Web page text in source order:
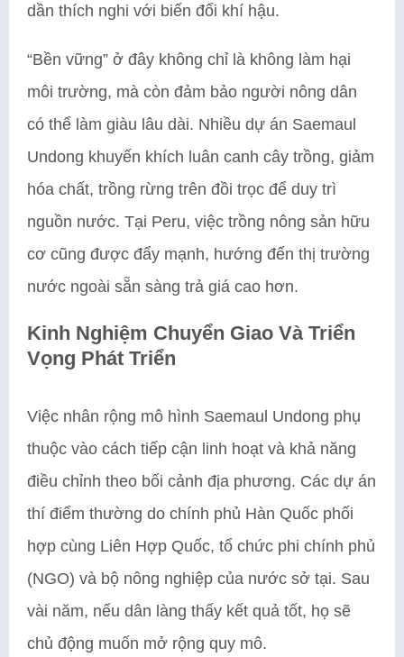
dần thích nghi với biến đổi khí hậu.
“Bền vững” ở đây không chỉ là không làm hại
môi trường, mà còn đảm bảo người nông dân
có thể làm giàu lâu dài. Nhiều dự án Saemaul
Undong khuyến khích luân canh cây trồng, giảm
hóa chất, trồng rừng trên đồi trọc để duy trì
nguồn nước. Tại Peru, việc trồng nông sản hữu
cơ cũng được đẩy mạnh, hướng đến thị trường
nước ngoài sẵn sàng trả giá cao hơn.
Kinh Nghiệm Chuyển Giao Và Triển
Vọng Phát Triển
Việc nhân rộng mô hình Saemaul Undong phụ
thuộc vào cách tiếp cận linh hoạt và khả năng
điều chỉnh theo bối cảnh địa phương. Các dự án
thí điểm thường do chính phủ Hàn Quốc phối
hợp cùng Liên Hợp Quốc, tổ chức phi chính phủ
(NGO) và bộ nông nghiệp của nước sở tại. Sau
vài năm, nếu dân làng thấy kết quả tốt, họ sẽ
chủ động muốn mở rộng quy mô.